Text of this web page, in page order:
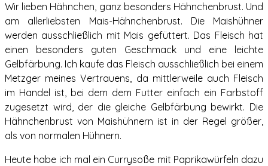
Wir lieben Hähnchen, ganz besonders Hähnchenbrust. Und
am allerliebsten Mais-Hähnchenbrust. Die Maishühner
werden ausschließlich mit Mais gefüttert. Das Fleisch hat
einen besonders guten Geschmack und eine leichte
Gelbfärbung. Ich kaufe das Fleisch ausschließlich bei einem
Metzger meines Vertrauens, da mittlerweile auch Fleisch
im Handel ist, bei dem dem Futter einfach ein Farbstoff
zugesetzt wird, der die gleiche Gelbfärbung bewirkt. Die
Hähnchenbrust von Maishühnern ist in der Regel größer,
als von normalen Hühnern.
Heute habe ich mal ein Currysoße mit Paprikawürfeln dazu